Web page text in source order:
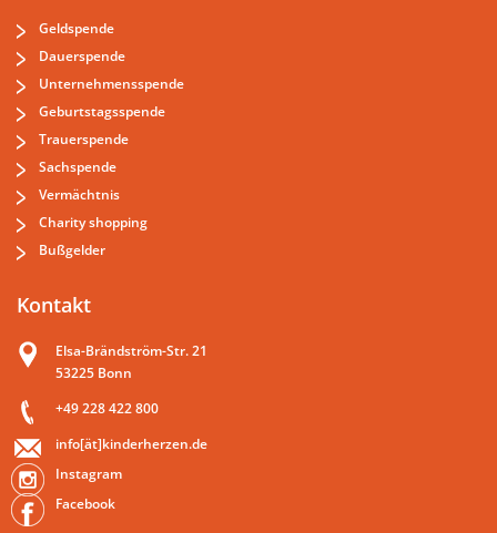
Geldspende
Dauerspende
Unternehmensspende
Geburtstagsspende
Trauerspende
Sachspende
Vermächtnis
Charity shopping
Bußgelder
Kontakt
Elsa-Brändström-Str. 21
53225 Bonn
+49 228 422 800
info[ät]kinderherzen.de
Instagram
Facebook